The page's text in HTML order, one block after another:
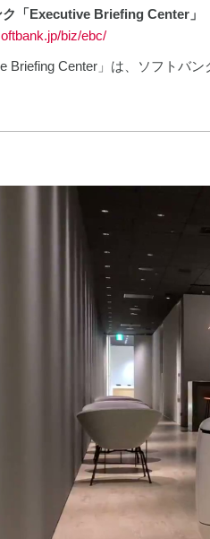
「Executive Briefing Center」
biz/ebc/
Briefing Center」は、ソフトバン